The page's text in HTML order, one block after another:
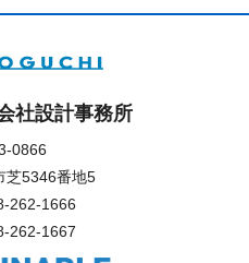
社設計事務所
0866
芝5346番地5
262-1666
262-1667